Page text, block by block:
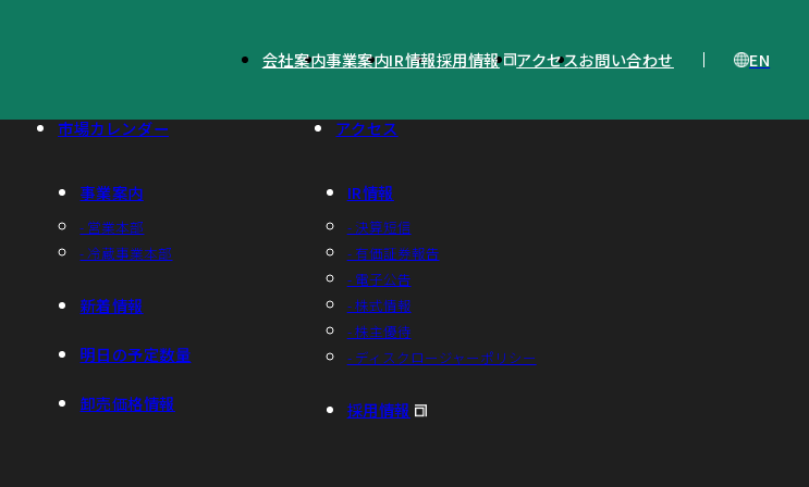
会社案内事業案内IR情報採用情報 アクセスお問い合わせ EN
市場カレンダー アクセス
事業案内
- 営業本部
- 冷蔵事業本部
新着情報
明日の予定数量
卸売価格情報
IR情報
- 決算短信
- 有価証券報告
- 電子公告
- 株式情報
- 株主優待
- ディスクロージャーポリシー
採用情報